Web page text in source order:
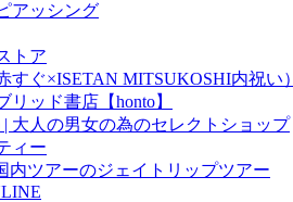
アッシング
トア
ぐ×ISETAN MITSUKOSHI内祝い）
ッド書店【honto】
大人の男女の為のセレクトショップ
ィー
内ツアーのジェイトリップツアー